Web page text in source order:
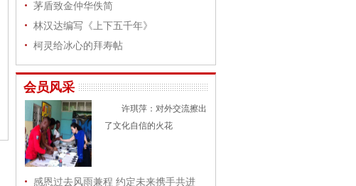
茅盾致金仲华佚简
林汉达编写《上下五千年》
柯灵给冰心的拜寿帖
会员风采
许琪萍：对外交流擦出
了文化自信的火花
感恩过去风雨兼程 约定未来携手共进